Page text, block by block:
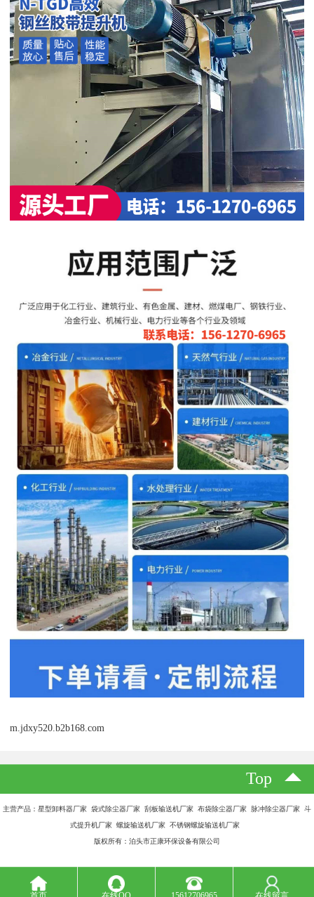
m.jdxy520.b2b168.com
Top
主营产品：星型卸料器厂家 袋式除尘器厂家 刮板输送机厂家 布袋除尘器厂家 脉冲除尘器厂家 斗
式提升机厂家 螺旋输送机厂家 不锈钢螺旋输送机厂家
版权所有：泊头市正康环保设备有限公司